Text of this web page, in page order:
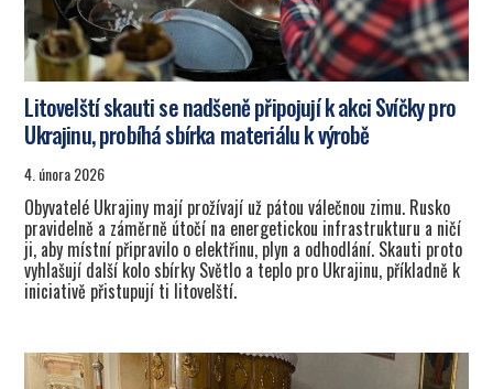
Litovelští skauti se nadšeně připojují k akci Svíčky pro
Ukrajinu, probíhá sbírka materiálu k výrobě
4. února 2026
Obyvatelé Ukrajiny mají prožívají už pátou válečnou zimu. Rusko
pravidelně a záměrně útočí na energetickou infrastrukturu a ničí
ji, aby místní připravilo o elektřinu, plyn a odhodlání. Skauti proto
vyhlašují další kolo sbírky Světlo a teplo pro Ukrajinu, příkladně k
iniciativě přistupují ti litovelští.